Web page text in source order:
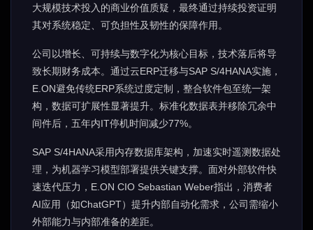
大规模技术投入的商业价值质疑，最终通过持续投资证明
其对系统稳定、可负担性及韧性的保障作用。
公司以增长、可持续与数字化为核心目标，技术落后将导
致长期财务成本。通过云ERP迁移与SAP S/4HANA实施，
E.ON避免传统ERP系统过度定制，整合软件包至统一架
构，数据可扩展性显著提升。标准化数据表并移除冗余中
间件后，五年内IT停机时间减少77%。
SAP S/4HANA采用内存数据库架构，加速实时遥测数据处
理，为机器学习模型部署提供关键支撑。面对外部软件快
速迭代压力，E.ON CIO Sebastian Weber指出，消费者
AI应用（如ChatGPT）提升内部自动化需求，公司需缩小
外部能力与内部准备的差距。